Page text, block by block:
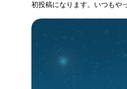
初投稿になります。いつもや